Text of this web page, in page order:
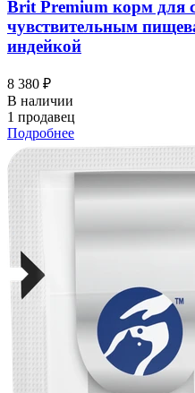
Brit Premium корм для
чувствительным
индейкой
8 380 ₽
В наличии
1 продавец
Подробнее